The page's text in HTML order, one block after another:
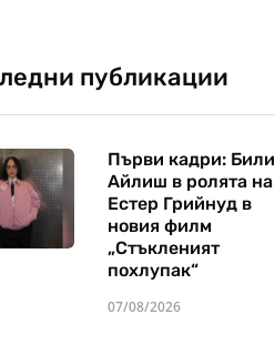
публикации
Първи кадри: Били
Айлиш в ролята на
Естер Грийнуд в
новия филм
„Стъкленият
похлупак“
07/08/2026